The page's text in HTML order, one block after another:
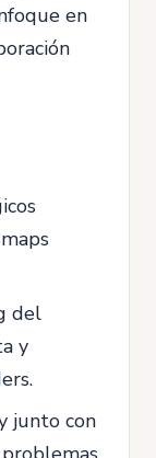
en
del
y
junto con